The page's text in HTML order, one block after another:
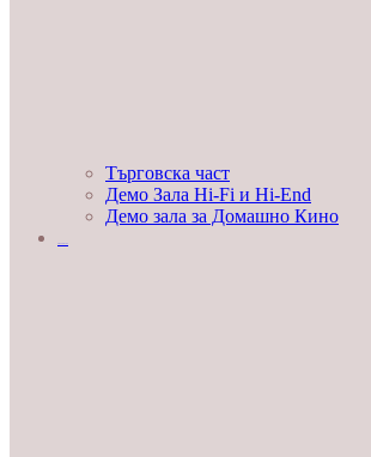
Търговска част
Демо Зала Hi-Fi и Hi-End
Демо зала за Домашно Кино